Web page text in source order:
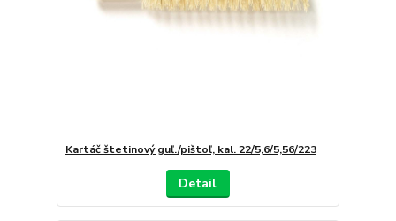
Kartáč štetinový guľ./pištoľ, kal. 22/5,6/5,56/223
Detail